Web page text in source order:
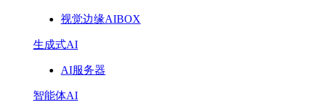
视觉边缘AIBOX
生成式AI
AI服务器
智能体AI